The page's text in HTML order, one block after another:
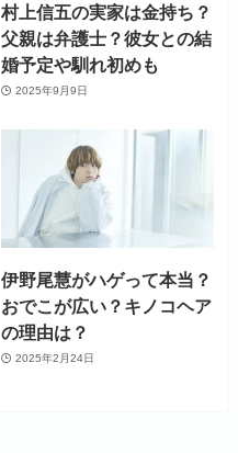
村上信五の実家は金持ち？
父親は弁護士？彼女との結
婚予定や馴れ初めも
2025年9月9日
伊野尾慧がハゲって本当？
おでこが広い？キノコヘア
の理由は？
2025年2月24日